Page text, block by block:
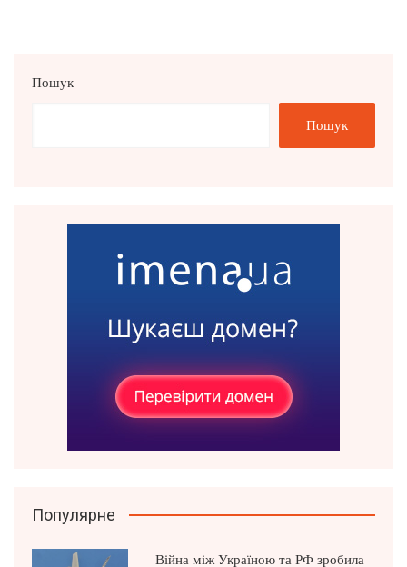
Пошук
Пошук
Популярне
Війна між Україною та РФ зробила